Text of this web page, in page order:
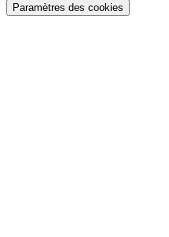
Paramètres des cookies